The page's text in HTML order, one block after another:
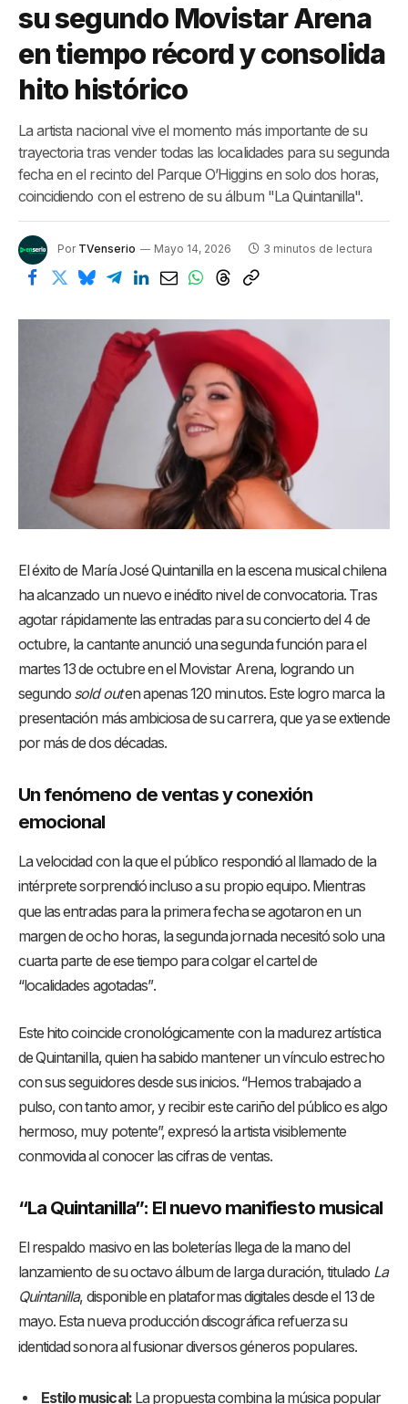
su segundo Movistar Arena
en tiempo récord y consolida
hito histórico
La artista nacional vive el momento más importante de su
trayectoria tras vender todas las localidades para su segunda
fecha en el recinto del Parque O’Higgins en solo dos horas,
coincidiendo con el estreno de su álbum "La Quintanilla".
Por TVenserio Mayo 14, 2026 3 minutos de lectura
El éxito de María José Quintanilla en la escena musical chilena
ha alcanzado un nuevo e inédito nivel de convocatoria. Tras
agotar rápidamente las entradas para su concierto del 4 de
octubre, la cantante anunció una segunda función para el
martes 13 de octubre en el Movistar Arena, logrando un
segundo sold outen apenas 120 minutos. Este logro marca la
presentación más ambiciosa de su carrera, que ya se extiende
por más de dos décadas.
Un fenómeno de ventas y conexión
emocional
La velocidad con la que el público respondió al llamado de la
intérprete sorprendió incluso a su propio equipo. Mientras
que las entradas para la primera fecha se agotaron en un
margen de ocho horas, la segunda jornada necesitó solo una
cuarta parte de ese tiempo para colgar el cartel de
“localidades agotadas”.
Este hito coincide cronológicamente con la madurez artística
de Quintanilla, quien ha sabido mantener un vínculo estrecho
con sus seguidores desde sus inicios. “Hemos trabajado a
pulso, con tanto amor, y recibir este cariño del público es algo
hermoso, muy potente”, expresó la artista visiblemente
conmovida al conocer las cifras de ventas.
“La Quintanilla”: El nuevo manifiesto musical
El respaldo masivo en las boleterías llega de la mano del
lanzamiento de su octavo álbum de larga duración, titulado La
Quintanilla, disponible en plataformas digitales desde el 13 de
mayo. Esta nueva producción discográfica refuerza su
identidad sonora al fusionar diversos géneros populares.
Estilo musical:La propuesta combina la música popular